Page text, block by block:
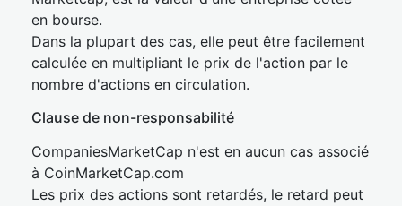
en bourse.
Dans la plupart des cas, elle peut être facilement
calculée en multipliant le prix de l'action par le
nombre d'actions en circulation.
Clause de non-responsabilité
CompaniesMarketCap n'est en aucun cas associé
à CoinMarketCap.com
Les prix des actions sont retardés, le retard peut